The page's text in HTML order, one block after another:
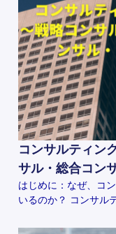
コンサルティン
サル・総合コン
はじめに：なぜ、コ
いるのか？ コンサル